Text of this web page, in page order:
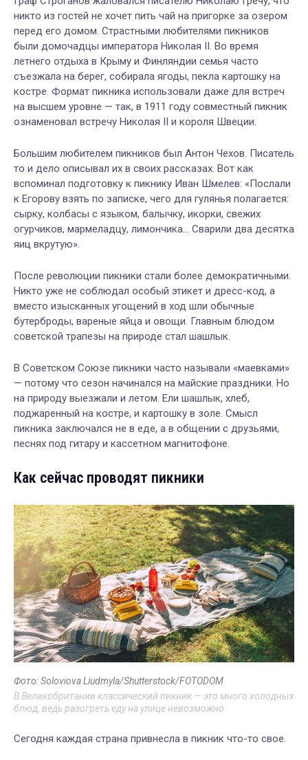
никто из гостей не хочет пить чай на пригорке за озером
перед его домом. Страстными любителями пикников
были домочадцы императора Николая II. Во время
летнего отдыха в Крыму и Финляндии семья часто
съезжала на берег, собирала ягоды, пекла картошку на
костре. Формат пикника использовали даже для встреч
на высшем уровне — так, в 1911 году совместный пикник
ознаменовал встречу Николая II и короля Швеции.
Большим любителем пикников был Антон Чехов. Писатель
то и дело описывал их в своих рассказах. Вот как
вспоминал подготовку к пикнику Иван Шмелев: «Послали
к Егорову взять по записке, чего для гулянья полагается:
сырку, колбасы с языком, балычку, икорки, свежих
огурчиков, мармеладцу, лимончика... Сварили два десятка
яиц вкрутую».
После революции пикники стали более демократичными.
Никто уже не соблюдал особый этикет и дресс-код, а
вместо изысканных угощений в ход шли обычные
бутерброды, вареные яйца и овощи. Главным блюдом
советской трапезы на природе стал шашлык.
В Советском Союзе пикники часто называли «маевками»
— потому что сезон начинался на майские праздники. Но
на природу выезжали и летом. Ели шашлык, хлеб,
поджаренный на костре, и картошку в золе. Смысл
пикника заключался не в еде, а в общении с друзьями,
песнях под гитару и кассетном магнитофоне.
Как сейчас проводят пикники
Фото: Soloviova Liudmyla/Shutterstock/FOTODOM
В Великобритании классический пикник — это много холодных
блюд, ведь разогреть еду на улице невозможно
Сегодня каждая страна привнесла в пикник что-то свое.